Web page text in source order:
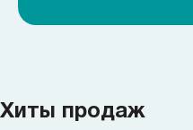
Хиты продаж